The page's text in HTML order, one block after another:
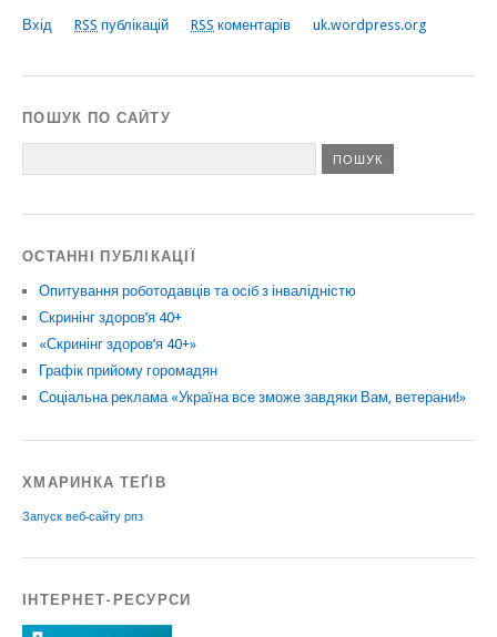
Вхід RSS публікацій RSS коментарів uk.wordpress.org
ПОШУК ПО САЙТУ
ОСТАННІ ПУБЛІКАЦІЇ
Опитування роботодавців та осіб з інвалідністю
Скринінг здоров’я 40+
«Скринінг здоров’я 40+»
Графік прийому горомадян
Соціальна реклама «Україна все зможе завдяки Вам, ветерани!»
ХМАРИНКА ТЕҐІВ
Запуск веб-сайту рпз
ІНТЕРНЕТ-РЕСУРСИ